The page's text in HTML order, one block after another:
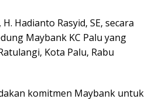
Hadianto Rasyid, SE, secara
Maybank KC Palu yang
Kota Palu, Rabu
komitmen Maybank untuk